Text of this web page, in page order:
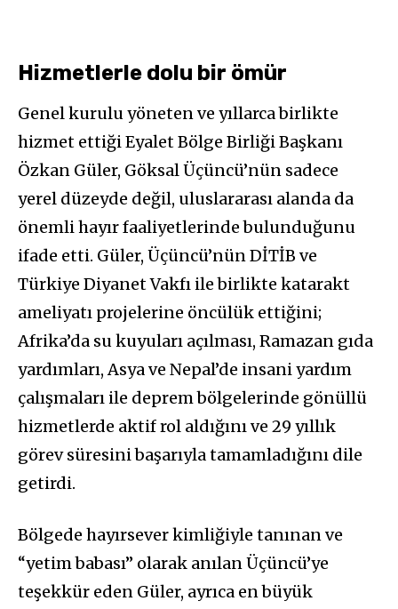
Hizmetlerle dolu bir ömür
Genel kurulu yöneten ve yıllarca birlikte
hizmet ettiği Eyalet Bölge Birliği Başkanı
Özkan Güler, Göksal Üçüncü’nün sadece
yerel düzeyde değil, uluslararası alanda da
önemli hayır faaliyetlerinde bulunduğunu
ifade etti. Güler, Üçüncü’nün DİTİB ve
Türkiye Diyanet Vakfı ile birlikte katarakt
ameliyatı projelerine öncülük ettiğini;
Afrika’da su kuyuları açılması, Ramazan gıda
yardımları, Asya ve Nepal’de insani yardım
çalışmaları ile deprem bölgelerinde gönüllü
hizmetlerde aktif rol aldığını ve 29 yıllık
görev süresini başarıyla tamamladığını dile
getirdi.
Bölgede hayırsever kimliğiyle tanınan ve
“yetim babası” olarak anılan Üçüncü’ye
teşekkür eden Güler, ayrıca en büyük